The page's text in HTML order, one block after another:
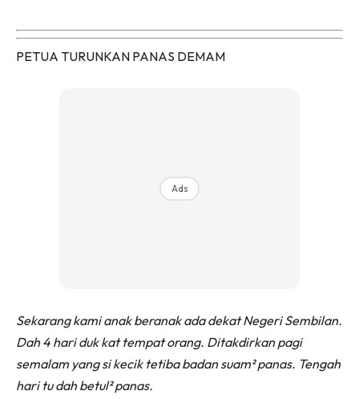
PETUA TURUNKAN PANAS DEMAM
Ads
Sekarang kami anak beranak ada dekat Negeri Sembilan.
Dah 4 hari duk kat tempat orang. Ditakdirkan pagi
semalam yang si kecik tetiba badan suam² panas. Tengah
hari tu dah betul² panas.